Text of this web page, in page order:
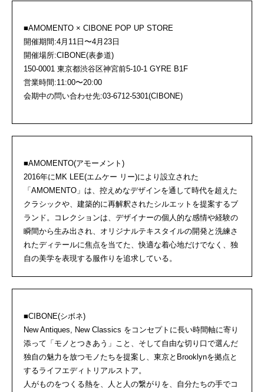
■AMOMENTO × CIBONE POP UP STORE
開催期間:4月11日〜4月23日
開催場所:CIBONE(表参道)
150-0001 東京都渋谷区神宮前5-10-1 GYRE B1F
営業時間:11:00〜20:00
会期中の問い合わせ先:03-6712-5301(CIBONE)
■AMOMENTO(アモーメント)
2016年にMK LEE(エムケー リー)により設立された
「AMOMENTO」は、控えめなデザインを通して時代を超えた
クラシックや、建築的に再解釈されたシルエットを提案するブ
ランド。コレクションは、デザイナーの個人的な感情や経験の
瞬間から生み出され、オリジナルテキスタイルの開発と洗練さ
れたディテールに焦点を当てた、快適な着心地だけでなく、独
自の美学を表現する服作りを追求している。
■CIBONE(シボネ)
New Antiques, New Classics をコンセプトに長い時間軸に寄り
添って「モノとつきあう」こと、そして自由な切り口で選んだ
独自の魅力を放つモノたちを提案し、東京とBrooklynを拠点と
するライフエディトリアルストア。
人がものをつくる熱を、人と人の繋がりを、自分たちの手でコ